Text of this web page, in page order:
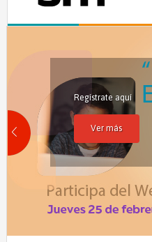
Regístrate aquí
Ver más